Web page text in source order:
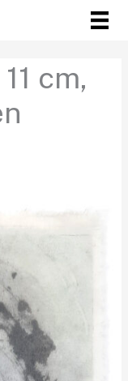
cm,